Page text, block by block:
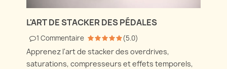
L'ART DE STACKER DES PÉDALES
1 Commentaire (5.0)
Apprenez l'art de stacker des overdrives,
saturations, compresseurs et effets temporels,